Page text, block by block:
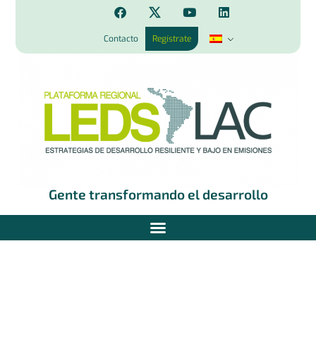
Contacto Regístrate
Gente transformando el desarrollo